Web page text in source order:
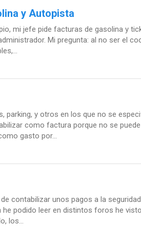
y Autopista
mi jefe pide facturas de gasolina y
Mi pregunta: al no ser el
parking, y otros en los que no se
como factura porque no se
gasto por...
contabilizar unos pagos a la
he podido leer en distintos foros he
los...